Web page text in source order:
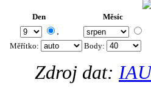
Den Měsíc
.
Měřítko: Body:
Zdroj dat: